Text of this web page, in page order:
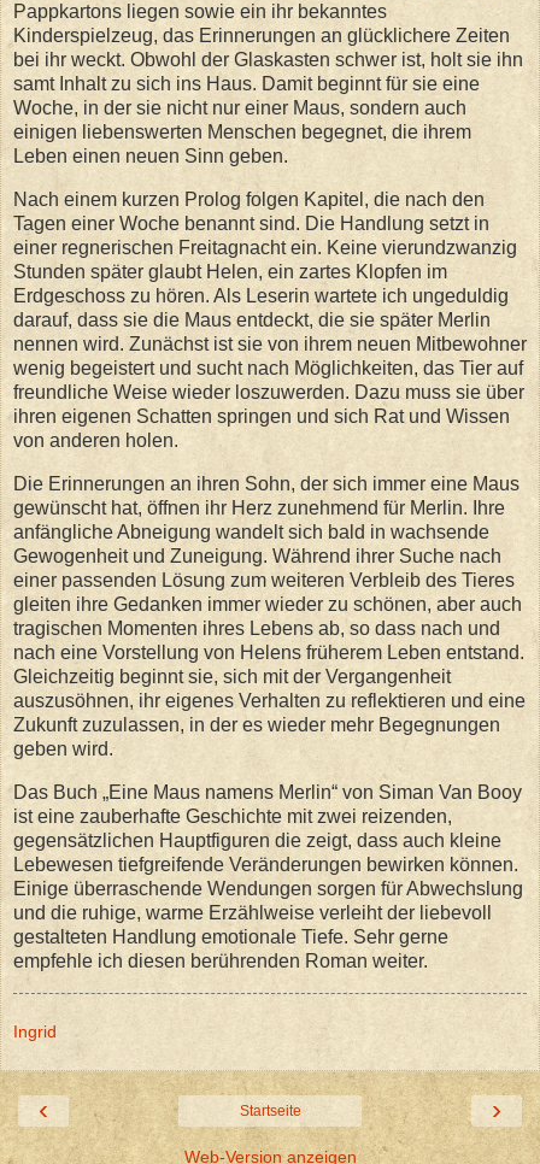
Pappkartons liegen sowie ein ihr bekanntes
Kinderspielzeug, das Erinnerungen an glücklichere Zeiten
bei ihr weckt. Obwohl der Glaskasten schwer ist, holt sie ihn
samt Inhalt zu sich ins Haus. Damit beginnt für sie eine
Woche, in der sie nicht nur einer Maus, sondern auch
einigen liebenswerten Menschen begegnet, die ihrem
Leben einen neuen Sinn geben.
Nach einem kurzen Prolog folgen Kapitel, die nach den
Tagen einer Woche benannt sind. Die Handlung setzt in
einer regnerischen Freitagnacht ein. Keine vierundzwanzig
Stunden später glaubt Helen, ein zartes Klopfen im
Erdgeschoss zu hören. Als Leserin wartete ich ungeduldig
darauf, dass sie die Maus entdeckt, die sie später Merlin
nennen wird. Zunächst ist sie von ihrem neuen Mitbewohner
wenig begeistert und sucht nach Möglichkeiten, das Tier auf
freundliche Weise wieder loszuwerden. Dazu muss sie über
ihren eigenen Schatten springen und sich Rat und Wissen
von anderen holen.
Die Erinnerungen an ihren Sohn, der sich immer eine Maus
gewünscht hat, öffnen ihr Herz zunehmend für Merlin. Ihre
anfängliche Abneigung wandelt sich bald in wachsende
Gewogenheit und Zuneigung. Während ihrer Suche nach
einer passenden Lösung zum weiteren Verbleib des Tieres
gleiten ihre Gedanken immer wieder zu schönen, aber auch
tragischen Momenten ihres Lebens ab, so dass nach und
nach eine Vorstellung von Helens früherem Leben entstand.
Gleichzeitig beginnt sie, sich mit der Vergangenheit
auszusöhnen, ihr eigenes Verhalten zu reflektieren und eine
Zukunft zuzulassen, in der es wieder mehr Begegnungen
geben wird.
Das Buch „Eine Maus namens Merlin“ von Siman Van Booy
ist eine zauberhafte Geschichte mit zwei reizenden,
gegensätzlichen Hauptfiguren die zeigt, dass auch kleine
Lebewesen tiefgreifende Veränderungen bewirken können.
Einige überraschende Wendungen sorgen für Abwechslung
und die ruhige, warme Erzählweise verleiht der liebevoll
gestalteten Handlung emotionale Tiefe. Sehr gerne
empfehle ich diesen berührenden Roman weiter.
Ingrid
‹ ›
Startseite
Web-Version anzeigen